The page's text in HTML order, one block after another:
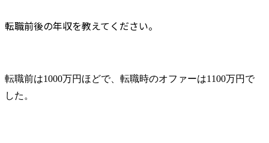
転職前後の年収を教えてください。
転職前は1000万円ほどで、転職時のオファーは1100万円で
した。